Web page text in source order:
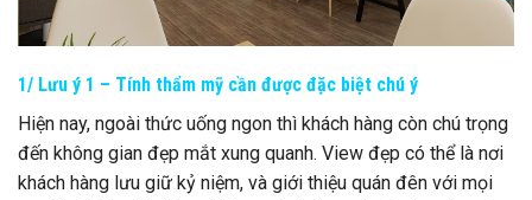
1/ Lưu ý 1 – Tính thẩm mỹ cần được đặc biệt chú ý
Hiện nay, ngoài thức uống ngon thì khách hàng còn chú trọng
đến không gian đẹp mắt xung quanh. View đẹp có thể là nơi
khách hàng lưu giữ kỷ niệm, và giới thiệu quán đên với mọi